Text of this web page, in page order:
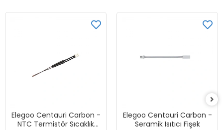
Elegoo Centauri Carbon -
NTC Termistör Sıcaklık
Elegoo Centauri Carbon -
Seramik Isıtıcı Fişek